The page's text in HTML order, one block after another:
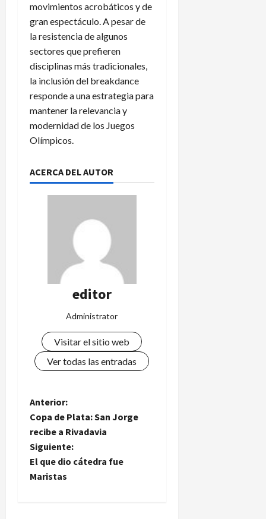
movimientos acrobáticos y de
gran espectáculo. A pesar de
la resistencia de algunos
sectores que prefieren
disciplinas más tradicionales,
la inclusión del breakdance
responde a una estrategia para
mantener la relevancia y
modernidad de los Juegos
Olímpicos.
ACERCA DEL AUTOR
editor
Administrator
Visitar el sitio web
Ver todas las entradas
N
a
v
e
Anterior:
Copa de Plata: San Jorge
recibe a Rivadavia
Siguiente:
El que dio cátedra fue
Maristas